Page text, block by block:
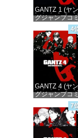
GANTZ 1 (ヤン
グジャンプコ
ックス
価格：
4
GANTZ 4 (ヤン
グジャンプコ
ックス
価格：
7